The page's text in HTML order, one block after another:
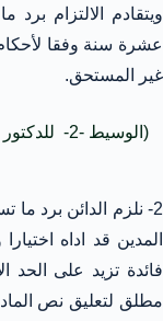
ويتقادم الالتزام
غير المستحق.
2- نلزم الدائن برد
المدين قد اداه
فائدة تزيد على الحد